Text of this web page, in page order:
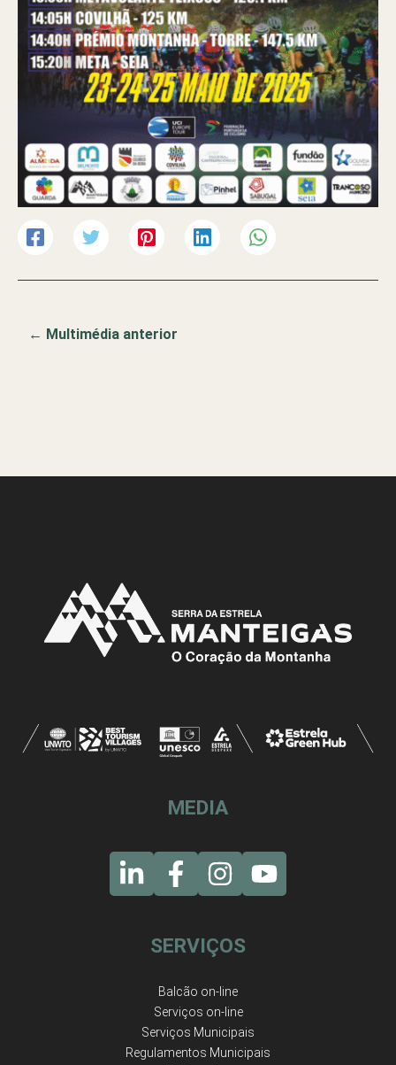
← Multimédia anterior
MEDIA
SERVIÇOS
Balcão on-line
Serviços on-line
Serviços Municipais
Regulamentos Municipais